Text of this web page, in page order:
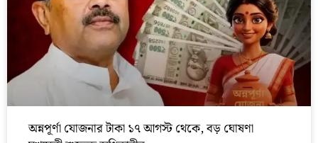
অন্নপূর্ণা যোজনার টাকা ১৭ আগস্ট থেকে, বড় ঘোষণা